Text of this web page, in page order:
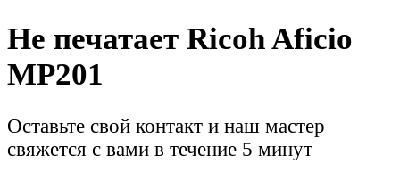
Не печатает Ricoh Aficio
MP201
Оставьте свой контакт и наш мастер
свяжется с вами в течение 5 минут